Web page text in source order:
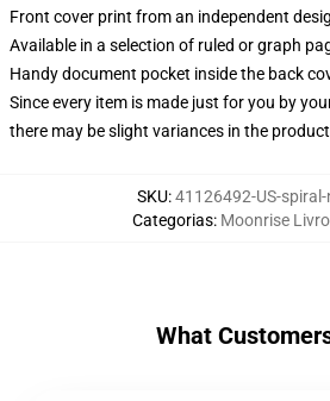
Front cover print from an independent
Available in a selection of ruled or graph
Handy document pocket inside the back
Since every item is made just for you by
there may be slight variances in the
SKU:41126492-US-
Categorias: Moonrise
What